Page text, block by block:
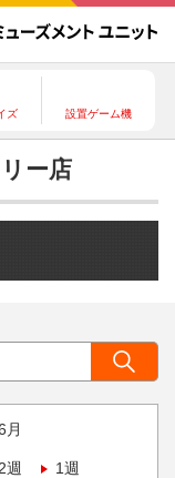
ズ 設置ゲーム機
ー店
月
2週 1週